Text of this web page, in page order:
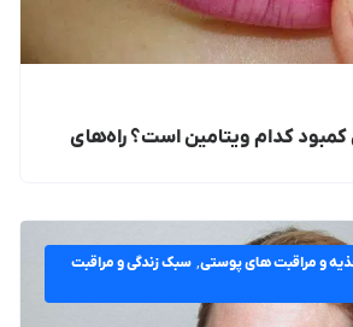
کدام ویتامین است؟ راه‌های
و مراقبت های پوستی, سبک زندگی و مراقبت